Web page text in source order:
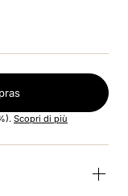
Scopri di più